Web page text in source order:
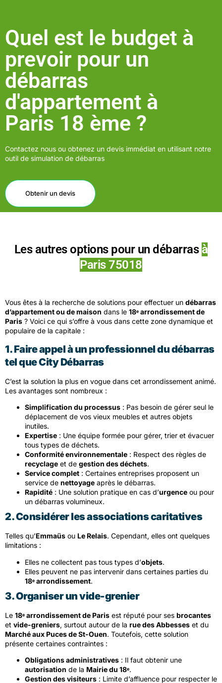
Quel est le budget à
prevoir pour un
débarras
d'appartement à
Paris 18 ème ?
Contactez nous ou obtenez un devis immédiat en utilisant notre
outil de simulation de débarras
Obtenir un devis
Les autres options pour un débarras à
Paris 75018
Vous êtes à la recherche de solutions pour effectuer un débarras
d’appartement ou de maison dans le 18ᵉ arrondissement de
Paris ? Voici ce qui s’offre à vous dans cette zone dynamique et
populaire de la capitale :
1. Faire appel à un professionnel du débarras
tel que City Débarras
C’est la solution la plus en vogue dans cet arrondissement animé.
Les avantages sont nombreux :
Simplification du processus : Pas besoin de gérer seul le
déplacement de vos vieux meubles et autres objets
inutiles.
Expertise : Une équipe formée pour gérer, trier et évacuer
tous types de déchets.
Conformité environnementale : Respect des règles de
recyclage et de gestion des déchets.
Service complet : Certaines entreprises proposent un
service de nettoyage après le débarras.
Rapidité : Une solution pratique en cas d’urgence ou pour
un débarras volumineux.
2. Considérer les associations caritatives
Telles qu’Emmaüs ou Le Relais. Cependant, elles ont quelques
limitations :
Elles ne collectent pas tous types d’objets.
Elles peuvent ne pas intervenir dans certaines parties du
18ᵉ arrondissement.
3. Organiser un vide-grenier
Le 18ᵉ arrondissement de Paris est réputé pour ses brocantes
et vide-greniers, surtout autour de la rue des Abbesses et du
Marché aux Puces de St-Ouen. Toutefois, cette solution
présente certaines contraintes :
Obligations administratives : Il faut obtenir une
autorisation de la Mairie du 18ᵉ.
Gestion des visiteurs : Limite d’affluence pour respecter le